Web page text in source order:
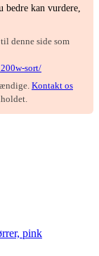
kan vurdere,
denne side som
sort/
Kontakt os